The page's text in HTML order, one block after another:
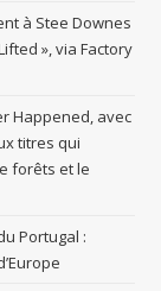
à Stee Downes
», via Factory
Happened, avec
titres qui
forêts et le
Portugal :